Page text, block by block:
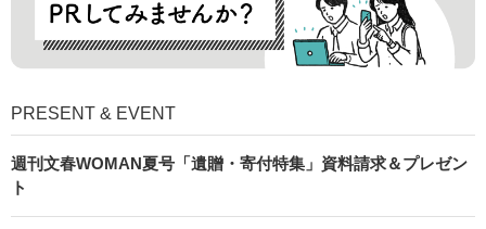
PRESENT & EVENT
週刊文春WOMAN夏号「遺贈・寄付特集」資料請求＆プレゼン
ト